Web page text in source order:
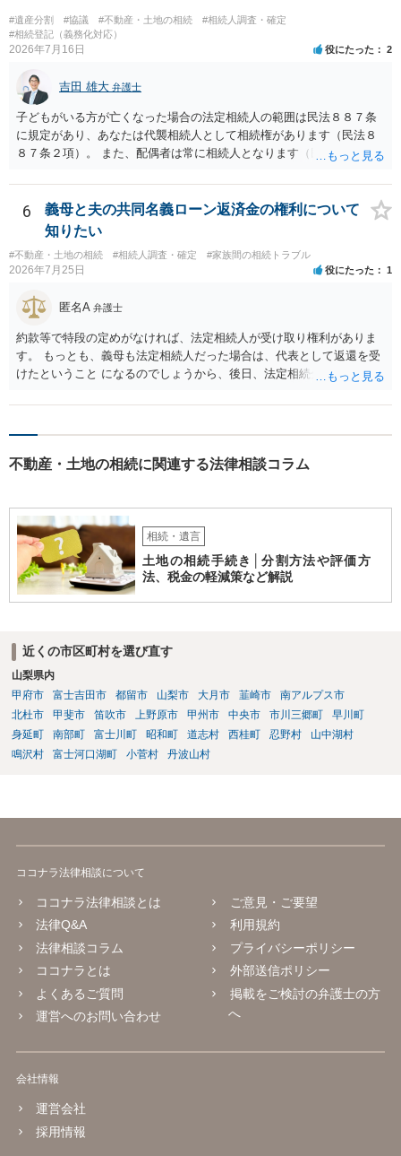
ないということでしょうか。遺言で、受取を指定されててもいらない
と拒否することはできます。理由を説明する必要はありません。
#遺産分割 #協議 #不動産・土地の相続
#相続人調査・確定
#相続登記（義務化対応）
2026年7月16日 役にたった 2
吉田 雄大 弁護士
子どもがいる方が亡くなった場合の法定相続人の範囲は民法８８７条
に規定があり、あなたは代襲相続人として相続権があります（民法８
８７条２項）。 また、配偶者は常に相続人となります（民法８９０
も相続権があります。つまり、孫５人に加えて「おじ又はおば」にも
相続権がある可能性があります。
6
義母と夫の共同名義ローン返済金の権利について
知りたい
#不動産・土地の相続 #相続人調査・確定 #家族間の相続トラブル
2026年7月25日 役にたった 1
匿名A 弁護士
約款等で特段の定めがなければ、法定相続人が受け取り権利がありま
す。 もっとも、義母も法定相続人だった場合は、代表として返還を受
けたということ になるのでしょうから、後日、法定相続分に基づいて
不動産・土地の相続に関連する法律相談コラム
相続・遺言
土地の相続手続き│分割方法や評価方
法、税金の軽減策など解説
近くの市区町村を選び直す
山梨県内
甲府市
富士吉田市 都留市 山梨市 大月市 韮崎市
南アルプス市
北杜市
甲斐市 笛吹市 上野原市 甲州市 中央市 市川三郷町
早川町
身延町
南部町 富士川町 昭和町 道志村 西桂町 忍野村
山中湖村
鳴沢村
富士河口湖町 小菅村 丹波山村
ココナラ法律相談について
ココナラ法律相談とは
法律Q&A
法律相談コラム
ココナラとは
よくあるご質問
運営へのお問い合わせ
ご意見・ご要望
利用規約
プライバシーポリシー
外部送信ポリシー
掲載をご検討の弁護士の方
へ
会社情報
運営会社
採用情報